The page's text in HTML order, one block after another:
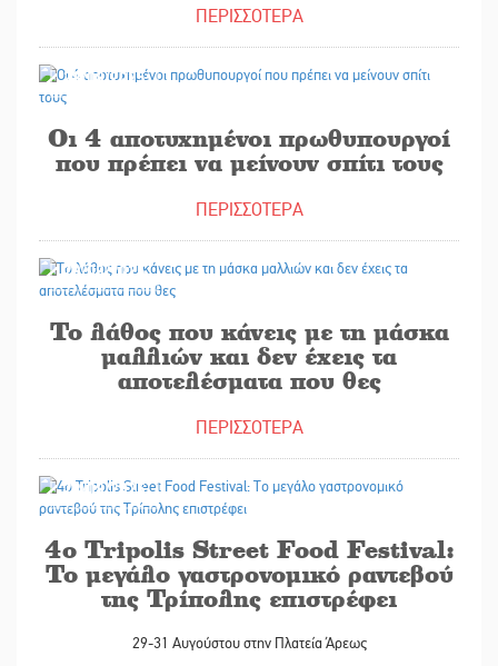
ΠΕΡΙΣΣΟΤΕΡΑ
28/08/2025
Οι 4 αποτυχημένοι πρωθυπουργοί
που πρέπει να μείνουν σπίτι τους
ΠΕΡΙΣΣΟΤΕΡΑ
28/08/2025
Το λάθος που κάνεις με τη μάσκα
μαλλιών και δεν έχεις τα
αποτελέσματα που θες
ΠΕΡΙΣΣΟΤΕΡΑ
28/08/2025
4ο Tripolis Street Food Festival:
Το μεγάλο γαστρονομικό ραντεβού
της Τρίπολης επιστρέφει
29-31 Αυγούστου στην Πλατεία Άρεως